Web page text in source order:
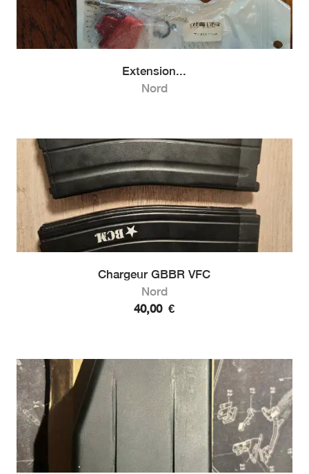
Extension...
Nord
Chargeur GBBR VFC
Nord
40,00 €